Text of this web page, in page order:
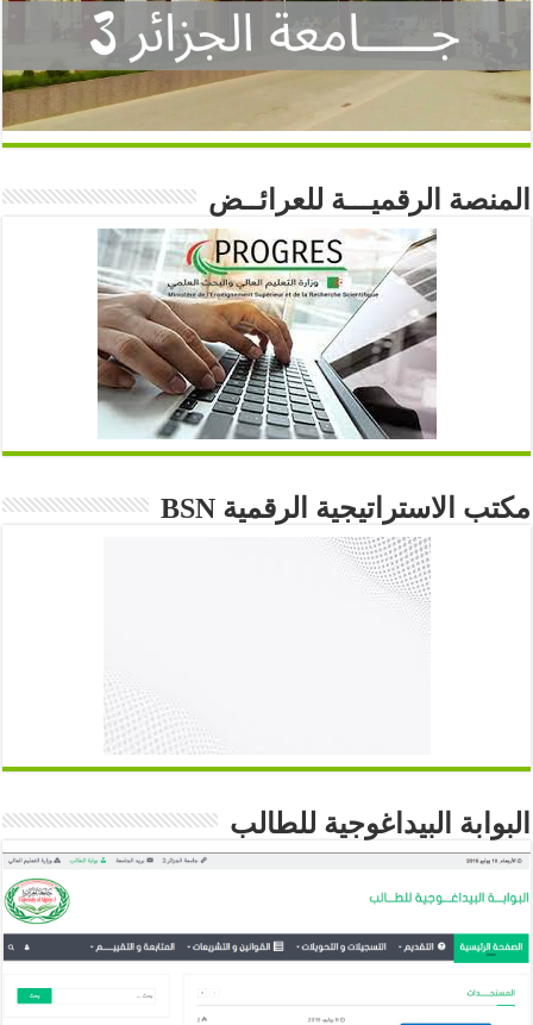
المنصة الرقميـــة للعرائــض
مكتب الاستراتيجية الرقمية BSN
البوابة البيداغوجية للطالب